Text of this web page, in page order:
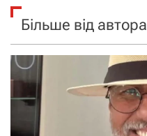
Більше від автора